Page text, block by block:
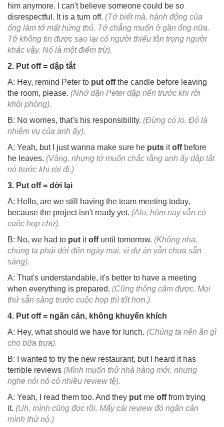
him anymore. I can't believe someone could be so
disrespectful. It is a turn off. (Tớ biết mà, hành động của
ổng làm tớ mất hứng thú. Tớ chẳng muốn ở gần ổng nữa.
Tớ không tin được sao lại có người thiếu tôn trọng người
khác vậy. Nó là một điểm trừ).
2. Put off = dập tắt
A: Hey, remind Peter to put offthe candle before leaving
the room, please. (Nhớ dặn Peter dập nến trước khi rời
khỏi phòng).
B: No worries, that's his responsibility. (Đừng có lo. Đó là
nhiệm vụ của anh ấy).
A: Yeah, but I just wanna make sure he puts itoffbefore
he leaves. (Vâng, nhưng tớ muốn chắc rằng anh ấy dập tắt
nó trước khi rời đi.)
3. Put off = dời lại
A: Hello, are we still having the team meeting today,
because the project isn't ready yet. (Alo, hôm nay vẫn có
cuộc họp chứ).
B: No, we had to put itoffuntil tomorrow. (Không nha,
chúng ta phải dời đến ngày mai, vì dự án vẫn chưa sẵn
sàng).
A: That's understandable, it's better to have a meeting
when everything is prepared. (Cũng thông cảm được. Mọi
thứ sẵn sàng trước cuộc họp thì tốt hơn.)
4. Put off = ngăn cản, không khuyến khích
A: Hey, what should we have for lunch. (Chúng ta nên ăn gì
cho bữa trưa).
B: I wanted to try the new restaurant, but I heard it has
terrible reviews (Mình muốn thử nhà hàng mới, nhưng
nghe nói nó có nhiều review tệ).
A: Yeah, I read them too. And they put me offfrom trying
it. (Uh, mình cũng đọc rồi. Mấy cái review đó ngăn cản
mình thử nó.)